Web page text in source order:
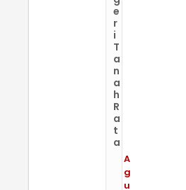
e
r
i
T
a
n
a
h
R
a
t
a
A
g
u